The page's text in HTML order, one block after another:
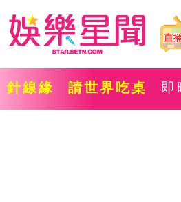
針線緣 請世界吃桌 即